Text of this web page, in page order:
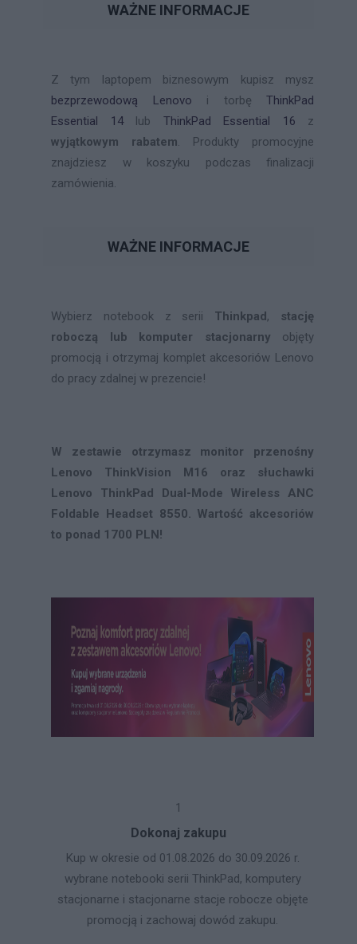
WAŻNE INFORMACJE
Z tym laptopem biznesowym kupisz mysz
bezprzewodową Lenovo i torbę ThinkPad
Essential 14lub ThinkPad Essential 16 z
wyjątkowym rabatem. Produkty promocyjne
znajdziesz w koszyku podczas finalizacji
zamówienia.
WAŻNE INFORMACJE
Wybierz notebook z serii Thinkpad, stację
roboczą lub komputer stacjonarny objęty
promocją i otrzymaj komplet akcesoriów Lenovo
do pracy zdalnej w prezencie!
W zestawie otrzymasz monitor przenośny
Lenovo ThinkVision M16 oraz słuchawki
Lenovo ThinkPad Dual-Mode Wireless ANC
Foldable Headset 8550. Wartość akcesoriów
to ponad 1700 PLN!
1
Dokonaj zakupu
Kup w okresie od 01.08.2026 do 30.09.2026 r.
wybrane notebooki serii ThinkPad, komputery
stacjonarne i stacjonarne stacje robocze objęte
promocją i zachowaj dowód zakupu.